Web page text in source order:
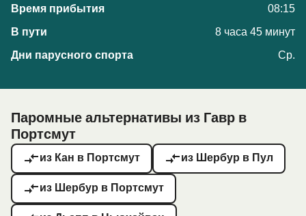
08:15
8 часа 45 минут
Ср.
Паромные альтернативы из Гавр в
Портсмут
из Кан в Портсмут из Шербур в Пул
из Шербур в Портсмут